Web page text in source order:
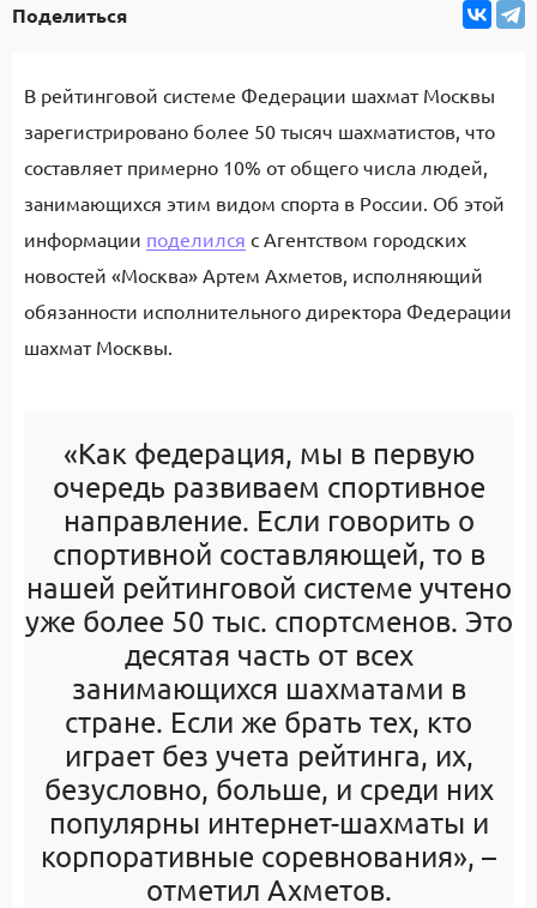
Поделиться
В рейтинговой системе Федерации шахмат Москвы
зарегистрировано более 50 тысяч шахматистов, что
составляет примерно 10% от общего числа людей,
занимающихся этим видом спорта в России. Об этой
информации поделился с Агентством городских
новостей «Москва» Артем Ахметов, исполняющий
обязанности исполнительного директора Федерации
шахмат Москвы.
«Как федерация, мы в первую
очередь развиваем спортивное
направление. Если говорить о
спортивной составляющей, то в
нашей рейтинговой системе учтено
уже более 50 тыс. спортсменов. Это
десятая часть от всех
занимающихся шахматами в
стране. Если же брать тех, кто
играет без учета рейтинга, их,
безусловно, больше, и среди них
популярны интернет-шахматы и
корпоративные соревнования», –
отметил Ахметов.